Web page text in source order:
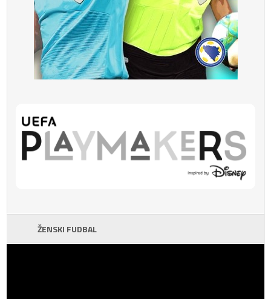
ŽENSKI FUDBAL